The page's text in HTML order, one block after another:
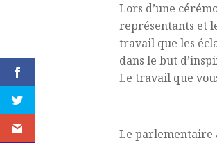
Lors d’une
représentants et
travail que les
dans le but
Le travail que
Le parlementaire